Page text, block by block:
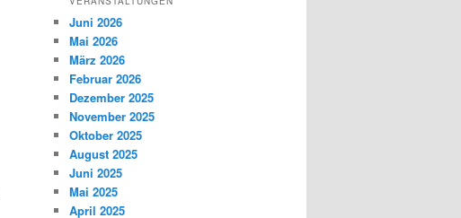
Juni 2026
Mai 2026
März 2026
Februar 2026
Dezember 2025
November 2025
Oktober 2025
August 2025
Juni 2025
Mai 2025
April 2025